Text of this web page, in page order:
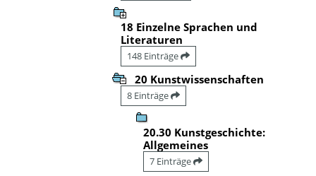
18 Einzelne Sprachen und
Literaturen
148 Einträge
20 Kunstwissenschaften
8 Einträge
20.30 Kunstgeschichte:
Allgemeines
7 Einträge